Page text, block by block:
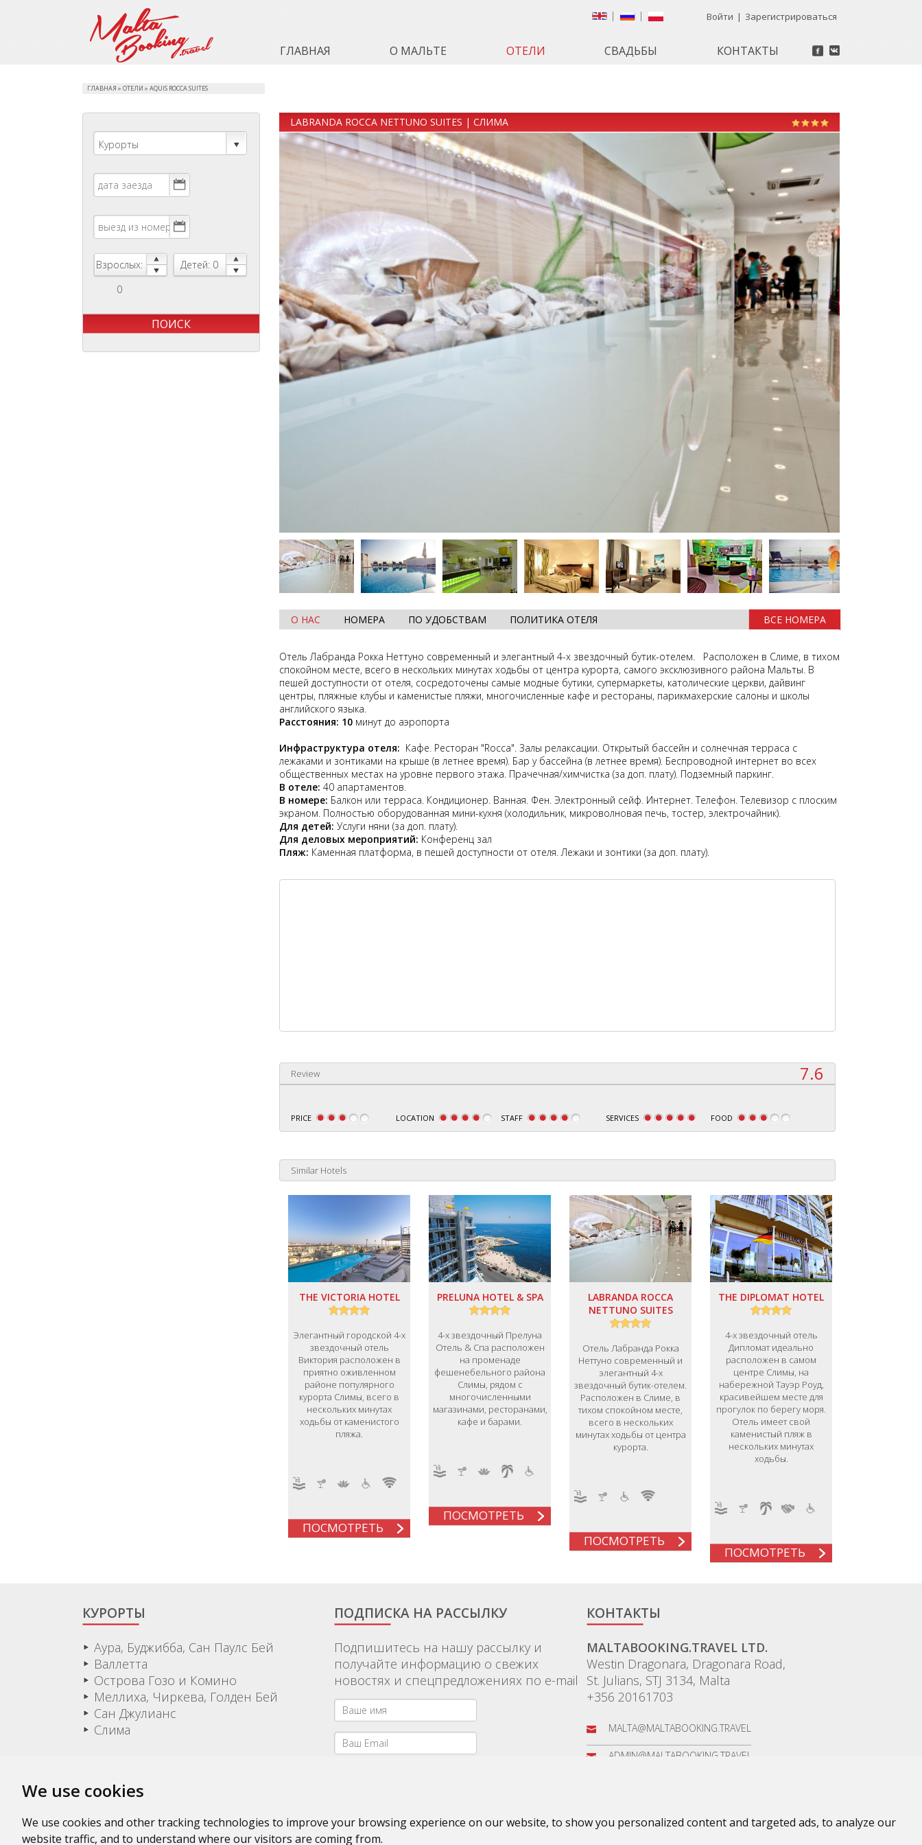
We use cookies
We use cookies and other tracking technologies to improve your browsing experience on our website, to show you personalized content and targeted ads, to analyze our
website traffic, and to understand where our visitors are coming from.
Войти | Зарегистрироваться
ГЛАВНАЯ О МАЛЬТЕ ОТЕЛИ СВАДЬБЫ КОНТАКТЫ
ГЛАВНАЯ » ОТЕЛИ » AQUIS ROCCA SUITES
Курорты
Взрослых:
0
Детей: 0
LABRANDA ROCCA NETTUNO SUITES | СЛИМА
О НАС НОМЕРА ПО УДОБСТВАМ ПОЛИТИКА ОТЕЛЯ ВСЕ НОМЕРА
Отель Лабранда Рокка Неттуно современный и элегантный 4-х звездочный бутик-отелем. Расположен в Слиме, в тихом
спокойном месте, всего в нескольких минутах ходьбы от центра курорта, самого эксклюзивного района Мальты. В
пешей доступности от отеля, сосредоточены самые модные бутики, супермаркеты, католические церкви, дайвинг
центры, пляжные клубы и каменистые пляжи, многочисленные кафе и рестораны, парикмахерские салоны и школы
английского языка.
Расстояния: 10минут до аэропорта
Инфраструктура отеля: Кафе. Ресторан "Rocca". Залы релаксации. Открытый бассейн и солнечная терраса с
лежаками и зонтиками на крыше (в летнее время). Бар у бассейна (в летнее время). Беспроводной интернет во всех
общественных местах на уровне первого этажа. Прачечная/химчистка (за доп. плату). Подземный паркинг.
В отеле: 40 апартаментов.
В номере: Балкон или терраса. Кондиционер. Ванная. Фен. Электронный сейф. Интернет. Телефон. Телевизор с плоским
экраном. Полностью оборудованная мини-кухня (холодильник, микроволновая печь, тостер, электрочайник).
Для детей: Услуги няни (за доп. плату).
Для деловых мероприятий: Конференц зал
Пляж: Каменная платформа, в пешей доступности от отеля. Лежаки и зонтики (за доп. плату).
Review 7.6
PRICE LOCATION STAFF SERVICES FOOD
Similar Hotels
THE VICTORIA HOTEL
Элегантный городской 4-х
звездочный отель
Виктория расположен в
приятно оживленном
районе популярного
курорта Слимы, всего в
нескольких минутах
ходьбы от каменистого
пляжа.
ПОСМОТРЕТЬ
PRELUNA HOTEL & SPA
4-х звездочный Прелуна
Отель & Спа расположен
на променаде
фешенебельного района
Слимы, рядом с
многочисленными
магазинами, ресторанами,
кафе и барами.
ПОСМОТРЕТЬ
LABRANDA ROCCA
NETTUNO SUITES
Отель Лабранда Рокка
Неттуно современный и
элегантный 4-х
звездочный бутик-отелем.
Расположен в Слиме, в
тихом спокойном месте,
всего в нескольких
минутах ходьбы от центра
курорта.
ПОСМОТРЕТЬ
THE DIPLOMAT HOTEL
4-х звездочный отель
Дипломат идеально
расположен в самом
центре Слимы, на
набережной Тауэр Роуд,
красивейшем месте для
прогулок по берегу моря.
Отель имеет свой
каменистый пляж в
нескольких минутах
ходьбы.
ПОСМОТРЕТЬ
КУРОРТЫ
Аура, Буджибба, Сан Паулс Бей
Валлетта
Острова Гозо и Комино
Меллиха, Чиркева, Голден Бей
Сан Джулианс
Слима
ПОДПИСКА НА РАССЫЛКУ
Подпишитесь на нашу рассылку и
получайте информацию о свежих
новостях и спецпредложениях по e-mail
КОНТАКТЫ
MALTABOOKING.TRAVEL LTD.
Westin Dragonara, Dragonara Road,
St. Julians, STJ 3134, Malta
+356 20161703
MALTA@MALTABOOKING.TRAVEL
ADMIN@MALTABOOKING.TRAVEL